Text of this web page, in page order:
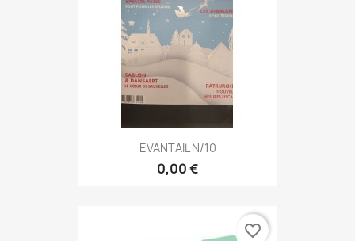
EVANTAIL N/10
0,00 €
favorite_border